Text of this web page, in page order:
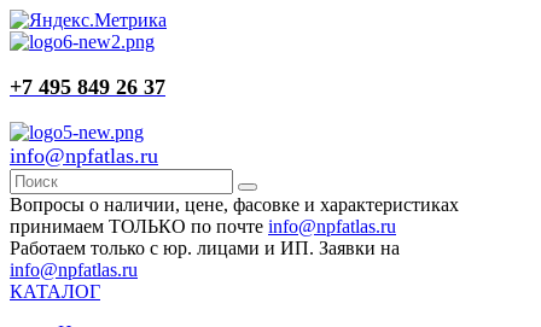
+7 495 849 26 37
info@npfatlas.ru
Вопросы о наличии, цене, фасовке и характеристиках
принимаем ТОЛЬКО по почте info@npfatlas.ru
Работаем только с юр. лицами и ИП. Заявки на
info@npfatlas.ru
КАТАЛОГ